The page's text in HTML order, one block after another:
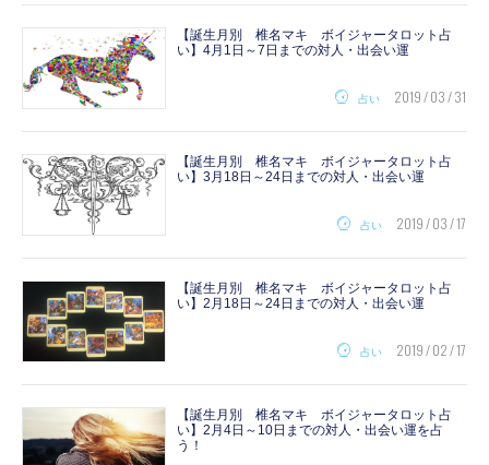
【誕生月別 椎名マキ ボイジャータロット占
い】4月1日～7日までの対人・出会い運
占い 2019 / 03 / 31
【誕生月別 椎名マキ ボイジャータロット占
い】3月18日～24日までの対人・出会い運
占い 2019 / 03 / 17
【誕生月別 椎名マキ ボイジャータロット占
い】2月18日～24日までの対人・出会い運
占い 2019 / 02 / 17
【誕生月別 椎名マキ ボイジャータロット占
い】2月4日～10日までの対人・出会い運を占
う！